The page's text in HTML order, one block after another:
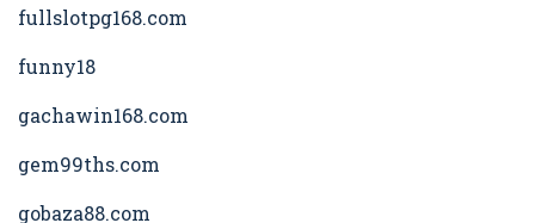
fullslotpg168.com
funny18
gachawin168.com
gem99ths.com
gobaza88.com